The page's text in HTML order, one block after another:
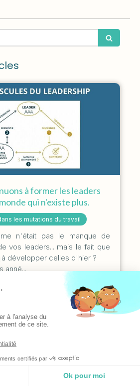
à former les leaders
qui n'existe plus.
les mutations du travail
n'était pas le manque de
vos leaders... mais le fait que
développer celles d'hier ?
anné...
⟶